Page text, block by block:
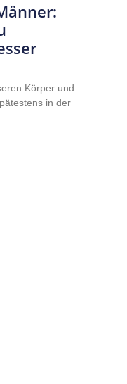
Körper und
in der